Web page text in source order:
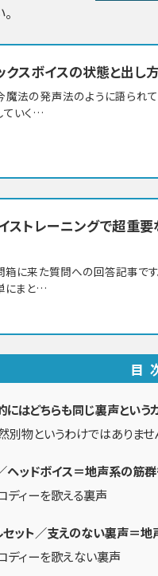
クスボイスの状態と出し
魔法の発声法のように語られて
ていく…
ストレーニングで超重
箱に来た質問への回答記事です
にまと…
目
にはどちらも同じ裏声という
別物というわけではありませ
ヘッドボイス＝地声系の筋
ディーを歌える裏声
セット／支えのない裏声＝
ディーを歌えない裏声